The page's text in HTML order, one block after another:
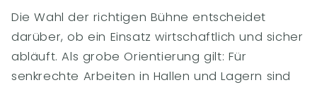
Die Wahl der richtigen Bühne entscheidet
darüber, ob ein Einsatz wirtschaftlich und sicher
abläuft. Als grobe Orientierung gilt: Für
senkrechte Arbeiten in Hallen und Lagern sind